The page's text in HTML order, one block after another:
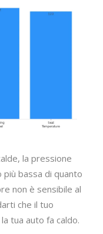
la pressione
bassa di quanto
non è sensibile al
che il tuo
tua auto fa caldo.